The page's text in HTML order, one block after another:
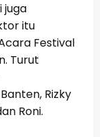
juga
itu
Festival
Turut
Rizky
Roni.